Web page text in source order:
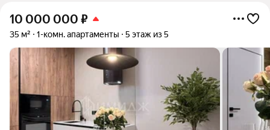
10 000 000 ₽
35 м² 1-комн. апартаменты 5 этаж из 5